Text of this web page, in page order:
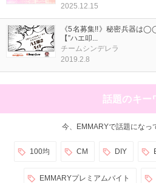
2025.12.15
《5名募集!!》秘密兵器は
【”ハエ叩...
チームシンデレラ
2019.2.8
話題のキー
今、EMMARYで話題になっ
100均 CM DIY
EMMARYプレミアムバイト